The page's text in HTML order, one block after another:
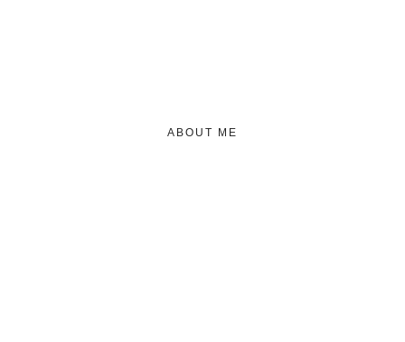
ABOUT ME